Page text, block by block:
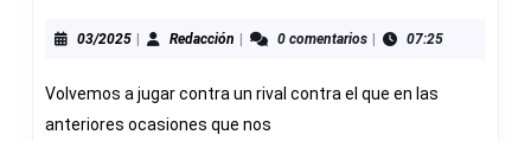
NOVELDA
51
03/202503/2025
| Redacción Redacción
| 0 comentarios | 07:25
Volvemos a jugar contra un rival contra el que en las
anteriores ocasiones que nos